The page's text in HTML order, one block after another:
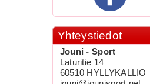
Yhteystiedot
Jouni - Sport
Laturitie 14
60510 HYLLYKALLIO